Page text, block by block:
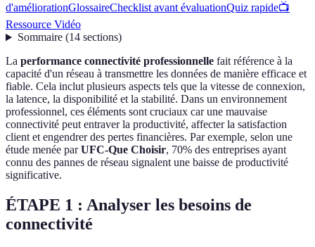
d'améliorationGlossaireChecklist avant évaluationQuiz rapide📺
Ressource Vidéo
Sommaire(14 sections)
La performance connectivité professionnelle fait référence à la
capacité d'un réseau à transmettre les données de manière efficace et
fiable. Cela inclut plusieurs aspects tels que la vitesse de connexion,
la latence, la disponibilité et la stabilité. Dans un environnement
professionnel, ces éléments sont cruciaux car une mauvaise
connectivité peut entraver la productivité, affecter la satisfaction
client et engendrer des pertes financières. Par exemple, selon une
étude menée parUFC-Que Choisir, 70% des entreprises ayant
connu des pannes de réseau signalent une baisse de productivité
significative.
ÉTAPE 1 : Analyser les besoins de
connectivité